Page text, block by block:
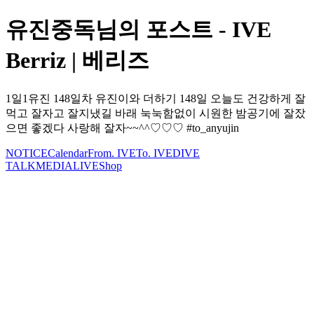
유진중독님의 포스트 - IVE
Berriz | 베리즈
1일1유진 148일차 유진이와 더하기 148일 오늘도 건강하게 잘
먹고 잘자고 잘지냈길 바래 눅눅함없이 시원한 밤공기에 잘잤
으면 좋겠다 사랑해 잘자~~^^♡♡♡ #to_anyujin
NOTICECalendarFrom. IVETo. IVEDIVE
TALKMEDIALIVEShop